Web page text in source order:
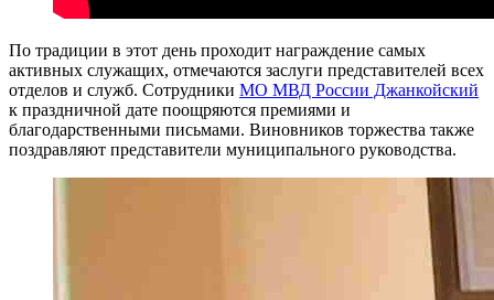
По традиции в этот день проходит награждение самых
активных служащих, отмечаются заслуги представителей всех
отделов и служб. Сотрудники МО МВД России Джанкойский
к праздничной дате поощряются премиями и
благодарственными письмами. Виновников торжества также
поздравляют представители муниципального руководства.